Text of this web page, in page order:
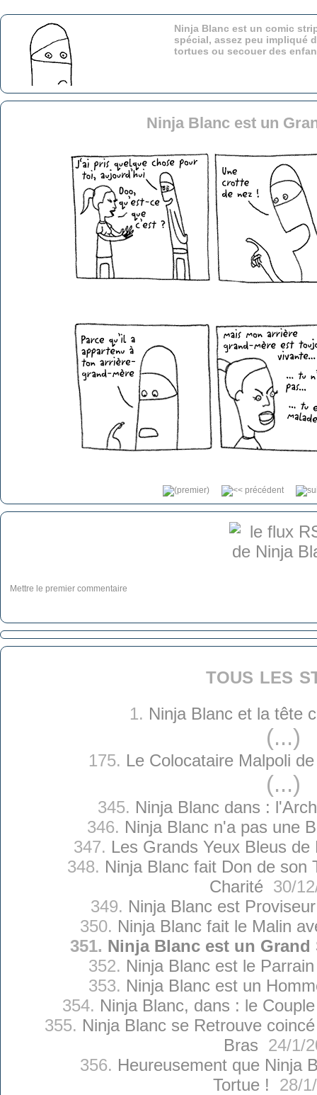
Ninja Blanc est un comic
spécial, assez peu impliqué
tortues ou secouer des
Ninja Blanc est un
Mettre le premier commentaire
tous les
1. Ninja Blanc et la tête
(...)
175. Le Colocataire Malpoli
(...)
345. Ninja Blanc dans :
346. Ninja Blanc n'a pas une
347. Les Grands Yeux Bleus de
348. Ninja Blanc fait Don de son
Charité 30/
349. Ninja Blanc est
350. Ninja Blanc fait le Malin
351. Ninja Blanc est un Grand
352. Ninja Blanc est le
353. Ninja Blanc est un
354. Ninja Blanc, dans : le
355. Ninja Blanc se Retrouve
Bras 24/1/
356. Heureusement que Ninja
Tortue ! 28/